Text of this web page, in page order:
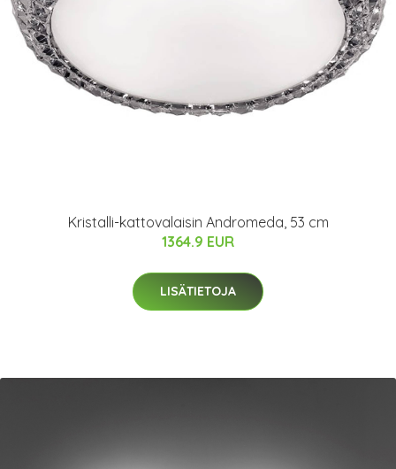
Kristalli-kattovalaisin Andromeda, 53 cm
1364.9 EUR
LISÄTIETOJA